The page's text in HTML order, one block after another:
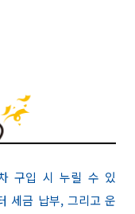
구입 시 누릴 수 있
세금 납부, 그리고 운